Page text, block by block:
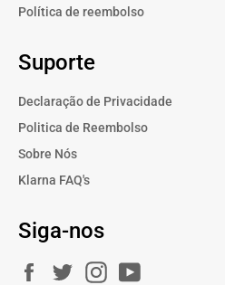
Política de reembolso
Suporte
Declaração de Privacidade
Politica de Reembolso
Sobre Nós
Klarna FAQ's
Siga-nos
FacebookTwitterInstagram